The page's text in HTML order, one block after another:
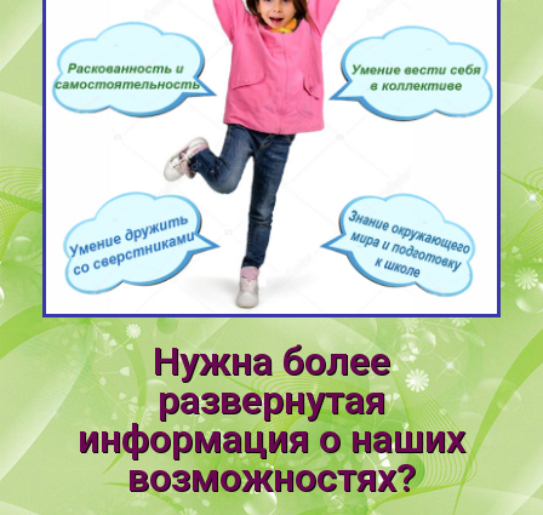
Нужна более
развернутая
информация о наших
возможностях?